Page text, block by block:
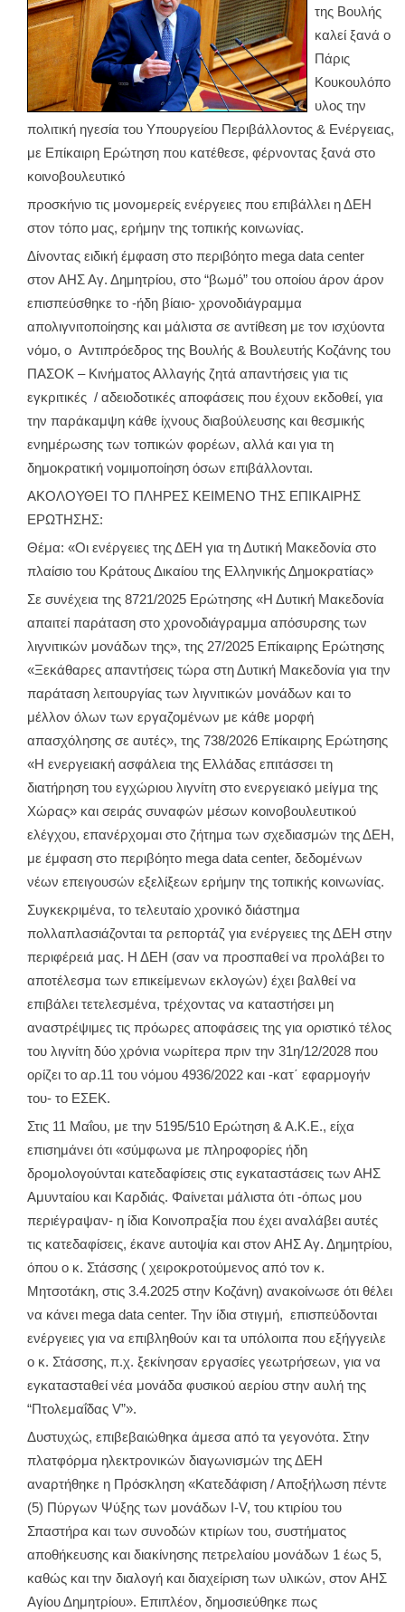
της Βουλής
καλεί ξανά ο
Πάρις
Κουκουλόπο
υλος την
πολιτική ηγεσία του Υπουργείου Περιβάλλοντος & Ενέργειας,
με Επίκαιρη Ερώτηση που κατέθεσε, φέρνοντας ξανά στο
κοινοβουλευτικό
προσκήνιο τις μονομερείς ενέργειες που επιβάλλει η ΔΕΗ
στον τόπο μας, ερήμην της τοπικής κοινωνίας.
Δίνοντας ειδική έμφαση στο περιβόητο mega data center
στον ΑΗΣ Αγ. Δημητρίου, στο “βωμό” του οποίου άρον άρον
επισπεύσθηκε το -ήδη βίαιο- χρονοδιάγραμμα
απολιγνιτοποίησης και μάλιστα σε αντίθεση με τον ισχύοντα
νόμο, ο Αντιπρόεδρος της Βουλής & Βουλευτής Κοζάνης του
ΠΑΣΟΚ – Κινήματος Αλλαγής ζητά απαντήσεις για τις
εγκριτικές / αδειοδοτικές αποφάσεις που έχουν εκδοθεί, για
την παράκαμψη κάθε ίχνους διαβούλευσης και θεσμικής
ενημέρωσης των τοπικών φορέων, αλλά και για τη
δημοκρατική νομιμοποίηση όσων επιβάλλονται.
ΑΚΟΛΟΥΘΕΙ ΤΟ ΠΛΗΡΕΣ ΚΕΙΜΕΝΟ ΤΗΣ ΕΠΙΚΑΙΡΗΣ
ΕΡΩΤΗΣΗΣ:
Θέμα: «Οι ενέργειες της ΔΕΗ για τη Δυτική Μακεδονία στο
πλαίσιο του Κράτους Δικαίου της Ελληνικής Δημοκρατίας»
Σε συνέχεια της 8721/2025 Ερώτησης «Η Δυτική Μακεδονία
απαιτεί παράταση στο χρονοδιάγραμμα απόσυρσης των
λιγνιτικών μονάδων της», της 27/2025 Επίκαιρης Ερώτησης
«Ξεκάθαρες απαντήσεις τώρα στη Δυτική Μακεδονία για την
παράταση λειτουργίας των λιγνιτικών μονάδων και το
μέλλον όλων των εργαζομένων με κάθε μορφή
απασχόλησης σε αυτές», της 738/2026 Επίκαιρης Ερώτησης
«Η ενεργειακή ασφάλεια της Ελλάδας επιτάσσει τη
διατήρηση του εγχώριου λιγνίτη στο ενεργειακό μείγμα της
Χώρας» και σειράς συναφών μέσων κοινοβουλευτικού
ελέγχου, επανέρχομαι στο ζήτημα των σχεδιασμών της ΔΕΗ,
με έμφαση στο περιβόητο mega data center, δεδομένων
νέων επειγουσών εξελίξεων ερήμην της τοπικής κοινωνίας.
Συγκεκριμένα, το τελευταίο χρονικό διάστημα
πολλαπλασιάζονται τα ρεπορτάζ για ενέργειες της ΔΕΗ στην
περιφέρειά μας. Η ΔΕΗ (σαν να προσπαθεί να προλάβει το
αποτέλεσμα των επικείμενων εκλογών) έχει βαλθεί να
επιβάλει τετελεσμένα, τρέχοντας να καταστήσει μη
αναστρέψιμες τις πρόωρες αποφάσεις της για οριστικό τέλος
του λιγνίτη δύο χρόνια νωρίτερα πριν την 31η/12/2028 που
ορίζει το αρ.11 του νόμου 4936/2022 και -κατ΄ εφαρμογήν
του- το ΕΣΕΚ.
Στις 11 Μαΐου, με την 5195/510 Ερώτηση & Α.Κ.Ε., είχα
επισημάνει ότι «σύμφωνα με πληροφορίες ήδη
δρομολογούνται κατεδαφίσεις στις εγκαταστάσεις των ΑΗΣ
Αμυνταίου και Καρδιάς. Φαίνεται μάλιστα ότι -όπως μου
περιέγραψαν- η ίδια Κοινοπραξία που έχει αναλάβει αυτές
τις κατεδαφίσεις, έκανε αυτοψία και στον ΑΗΣ Αγ. Δημητρίου,
όπου ο κ. Στάσσης ( χειροκροτούμενος από τον κ.
Μητσοτάκη, στις 3.4.2025 στην Κοζάνη) ανακοίνωσε ότι θέλει
να κάνει mega data center. Την ίδια στιγμή, επισπεύδονται
ενέργειες για να επιβληθούν και τα υπόλοιπα που εξήγγειλε
ο κ. Στάσσης, π.χ. ξεκίνησαν εργασίες γεωτρήσεων, για να
εγκατασταθεί νέα μονάδα φυσικού αερίου στην αυλή της
“Πτολεμαΐδας V”».
Δυστυχώς, επιβεβαιώθηκα άμεσα από τα γεγονότα. Στην
πλατφόρμα ηλεκτρονικών διαγωνισμών της ΔΕΗ
αναρτήθηκε η Πρόσκληση «Κατεδάφιση / Αποξήλωση πέντε
(5) Πύργων Ψύξης των μονάδων I-V, του κτιρίου του
Σπαστήρα και των συνοδών κτιρίων του, συστήματος
αποθήκευσης και διακίνησης πετρελαίου μονάδων 1 έως 5,
καθώς και την διαλογή και διαχείριση των υλικών, στον ΑΗΣ
Αγίου Δημητρίου». Επιπλέον, δημοσιεύθηκε πως